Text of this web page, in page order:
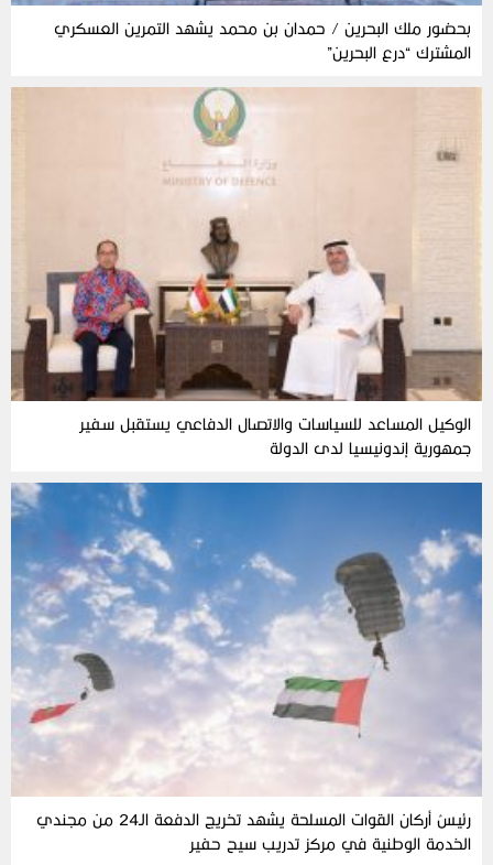
بحضور ملك البحرين / حمدان بن محمد يشهد التمرين العسكري
المشترك “درع البحرين”
الوكيل المساعد للسياسات والاتصال الدفاعي يستقبل سفير
جمهورية إندونيسيا لدى الدولة
رئيسُ أركان القوات المسلحة يشهد تخريج الدفعة الـ24 من مجندي
الخدمة الوطنية في مركز تدريب سيح حفير